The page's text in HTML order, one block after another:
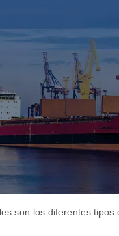
son los diferentes